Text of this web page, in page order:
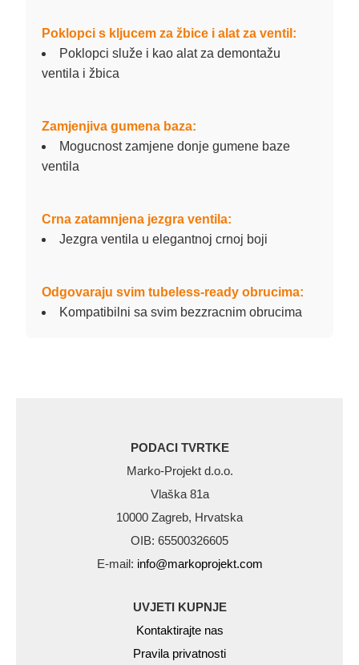
Poklopci s kljucem za žbice i alat za ventil:
Poklopci služe i kao alat za demontažu
ventila i žbica
Zamjenjiva gumena baza:
Mogucnost zamjene donje gumene baze
ventila
Crna zatamnjena jezgra ventila:
Jezgra ventila u elegantnoj crnoj boji
Odgovaraju svim tubeless-ready obrucima:
Kompatibilni sa svim bezzracnim obrucima
PODACI TVRTKE
Marko-Projekt d.o.o.
Vlaška 81a
10000 Zagreb, Hrvatska
OIB: 65500326605
E-mail: info@markoprojekt.com
UVJETI KUPNJE
Kontaktirajte nas
Pravila privatnosti